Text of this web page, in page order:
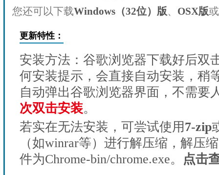
您还可以下载Windows（32位）版、 OSX版或
更新特性：
安装方法：谷歌浏览器下载好后双
何安装提示，会直接自动安装，稍
自动弹出谷歌浏览器界面，不需要
次双击安装。
若实在无法安装，可尝试使用7-zip
（如winrar等）进行解压缩，解压
件为Chrome-bin/chrome.exe。
点击